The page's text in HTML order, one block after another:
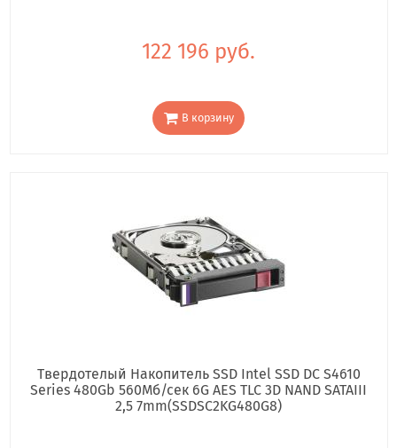
122 196 руб.
В корзину
Твердотелый Накопитель SSD Intel SSD DC S4610
Series 480Gb 560Мб/сек 6G AES TLC 3D NAND SATAIII
2,5 7mm(SSDSC2KG480G8)